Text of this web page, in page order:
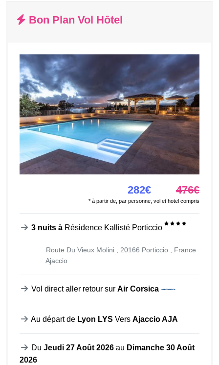
Bon Plan Vol Hôtel
282€ 476€
* à partir de, par personne, vol et hotel compris
3 nuits à Résidence Kallisté Porticcio
Route Du Vieux Molini , 20166 Porticcio , France
Ajaccio
Vol direct aller retour sur Air Corsica
Au départ de Lyon LYS Vers Ajaccio AJA
Du Jeudi 27 Août 2026 au Dimanche 30 Août
2026